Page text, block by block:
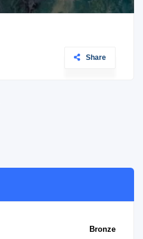
Share
Bronze